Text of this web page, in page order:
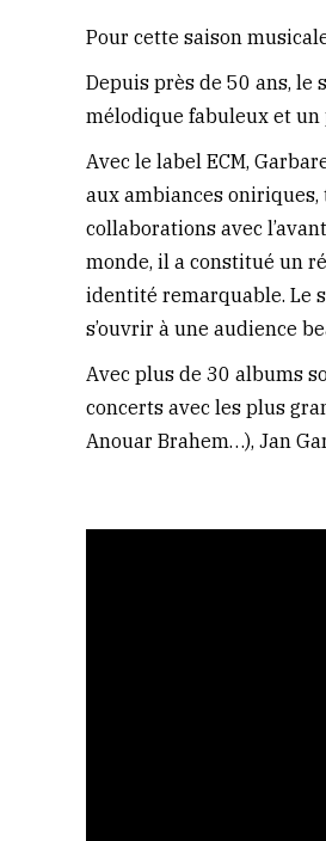
Pour cette saison
Depuis près de 50 ans,
mélodique fabuleux et un
Avec le label ECM,
aux ambiances
collaborations avec
monde, il a constitué un
identité remarquable. Le
s’ouvrir à une audience
Avec plus de 30 albums
concerts avec les plus
Anouar Brahem…), Jan